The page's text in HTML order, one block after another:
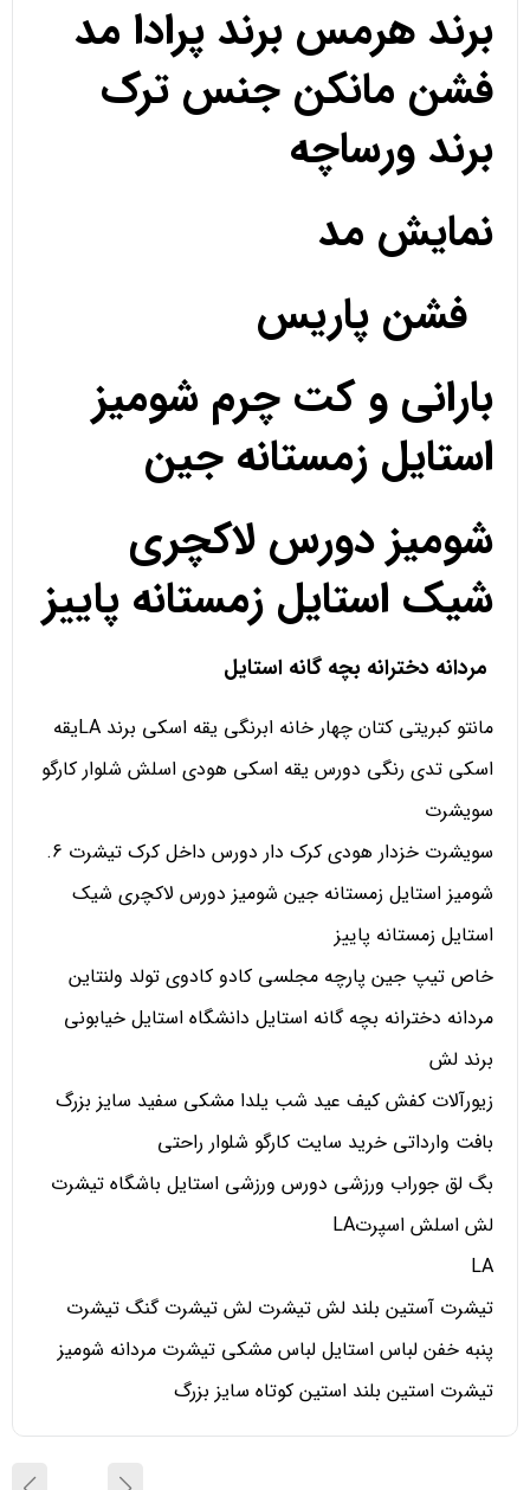
برند هرمس برند پرادا مد
فشن مانکن جنس ترک
برند ورساچه
نمایش مد
فشن پاریس
بارانی و کت چرم شومیز
استایل زمستانه جین
شومیز دورس لاکچری
شیک استایل زمستانه پاییز
مردانه دخترانه بچه گانه استایل
مانتو کبریتی کتان چهار خانه ابرنگی یقه اسکی برند LAیقه
اسکی تدی رنگی دورس یقه اسکی هودی اسلش شلوار کارگو
سویشرت
سویشرت خزدار هودی کرک دار دورس داخل کرک تیشرت 6.
شومیز استایل زمستانه جین شومیز دورس لاکچری شیک
استایل زمستانه پاییز
خاص تیپ جین پارچه مجلسی کادو کادوی تولد ولنتاین
مردانه دخترانه بچه گانه استایل دانشگاه استایل خیابونی
برند لش
زیورآلات کفش کیف عید شب یلدا مشکی سفید سایز بزرگ
بافت وارداتی خرید سایت کارگو شلوار راحتی
بگ لق جوراب ورزشی دورس ورزشی استایل باشگاه تیشرت
لش اسلش اسپرتLA
LA
تیشرت آستین بلند لش تیشرت لش تیشرت گنگ تیشرت
پنبه خفن لباس استایل لباس مشکی تیشرت مردانه شومیز
تیشرت استین بلند استین کوتاه سایز بزرگ